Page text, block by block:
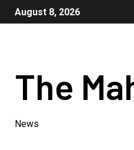
August 8, 2026
The
News